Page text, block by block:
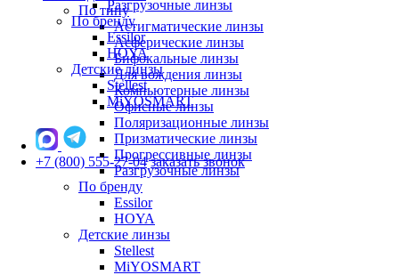
По типу
Астигматические линзы
Асферические линзы
Бифокальные линзы
Для вождения линзы
Компьютерные линзы
Офисные линзы
Поляризационные линзы
Призматические линзы
Прогрессивные линзы
Разгрузочные линзы
По бренду
Essilor
HOYA
Детские линзы
Stellest
MiYOSMART
Разгрузочные линзы
По бренду
Essilor
HOYA
Детские линзы
Stellest
MiYOSMART
+7 (800) 555-27-04 заказать звонок